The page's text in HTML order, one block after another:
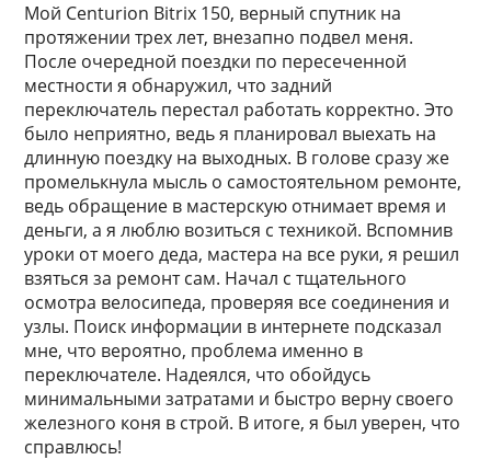
Мой Centurion Bitrix 150, верный спутник на
протяжении трех лет, внезапно подвел меня.
После очередной поездки по пересеченной
местности я обнаружил, что задний
переключатель перестал работать корректно. Это
было неприятно, ведь я планировал выехать на
длинную поездку на выходных. В голове сразу же
промелькнула мысль о самостоятельном ремонте,
ведь обращение в мастерскую отнимает время и
деньги, а я люблю возиться с техникой. Вспомнив
уроки от моего деда, мастера на все руки, я решил
взяться за ремонт сам. Начал с тщательного
осмотра велосипеда, проверяя все соединения и
узлы. Поиск информации в интернете подсказал
мне, что вероятно, проблема именно в
переключателе. Надеялся, что обойдусь
минимальными затратами и быстро верну своего
железного коня в строй. В итоге, я был уверен, что
справлюсь!